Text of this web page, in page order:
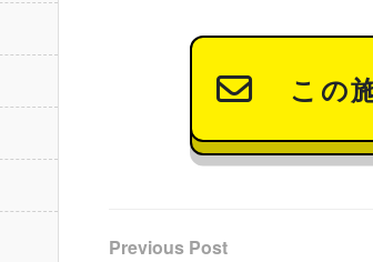
この
Previous Post